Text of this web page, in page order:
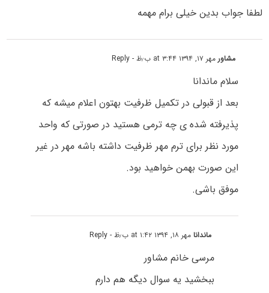
لطفا جواب بدین خیلی برام مهمه
مشاورمهر ۱۷, ۱۳۹۴ at ۳:۴۴ ب٫ظ - Reply
سلام ماندانا
بعد از قبولی در تکمیل ظرفیت بهتون اعلام میشه که
پذیرفته شده ی چه ترمی هستید در صورتی که واحد
مورد نظر برای ترم مهر ظرفیت داشته باشه مهر در غیر
این صورت بهمن خواهید بود.
موفق باشی.
ماندانامهر ۱۸, ۱۳۹۴ at ۱:۴۲ ب٫ظ - Reply
مرسی خانم مشاور
ببخشید یه سوال دیگه هم دارم